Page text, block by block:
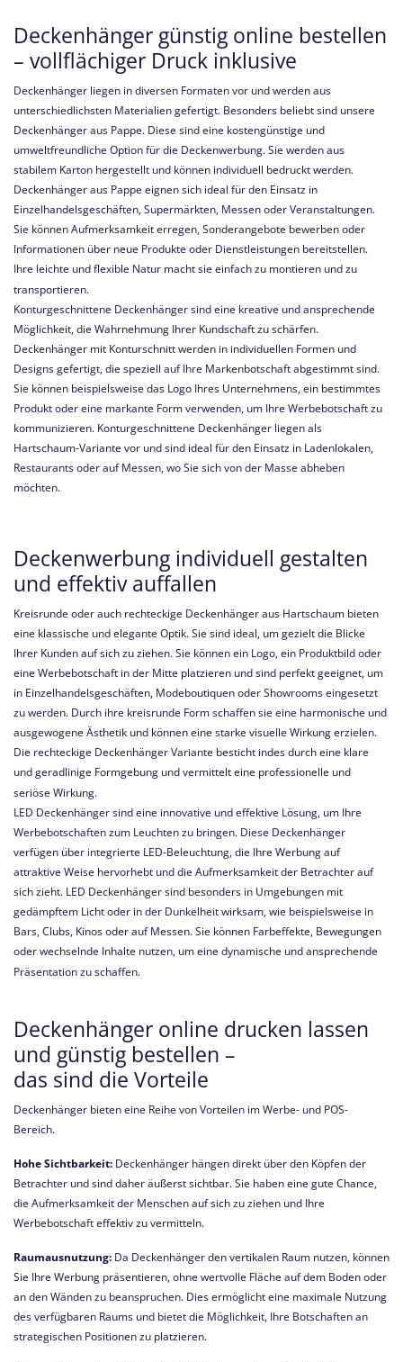
Deckenhänger günstig online bestellen
– vollflächiger Druck inklusive
Deckenhänger liegen in diversen Formaten vor und werden aus
unterschiedlichsten Materialien gefertigt. Besonders beliebt sind unsere
Deckenhänger aus Pappe. Diese sind eine kostengünstige und
umweltfreundliche Option für die Deckenwerbung. Sie werden aus
stabilem Karton hergestellt und können individuell bedruckt werden.
Deckenhänger aus Pappe eignen sich ideal für den Einsatz in
Einzelhandelsgeschäften, Supermärkten, Messen oder Veranstaltungen.
Sie können Aufmerksamkeit erregen, Sonderangebote bewerben oder
Informationen über neue Produkte oder Dienstleistungen bereitstellen.
Ihre leichte und flexible Natur macht sie einfach zu montieren und zu
transportieren.
Konturgeschnittene Deckenhänger sind eine kreative und ansprechende
Möglichkeit, die Wahrnehmung Ihrer Kundschaft zu schärfen.
Deckenhänger mit Konturschnitt werden in individuellen Formen und
Designs gefertigt, die speziell auf Ihre Markenbotschaft abgestimmt sind.
Sie können beispielsweise das Logo Ihres Unternehmens, ein bestimmtes
Produkt oder eine markante Form verwenden, um Ihre Werbebotschaft zu
kommunizieren. Konturgeschnittene Deckenhänger liegen als
Hartschaum-Variante vor und sind ideal für den Einsatz in Ladenlokalen,
Restaurants oder auf Messen, wo Sie sich von der Masse abheben
möchten.
Deckenwerbung individuell gestalten
und effektiv auffallen
Kreisrunde oder auch rechteckige Deckenhänger aus Hartschaum bieten
eine klassische und elegante Optik. Sie sind ideal, um gezielt die Blicke
Ihrer Kunden auf sich zu ziehen. Sie können ein Logo, ein Produktbild oder
eine Werbebotschaft in der Mitte platzieren und sind perfekt geeignet, um
in Einzelhandelsgeschäften, Modeboutiquen oder Showrooms eingesetzt
zu werden. Durch ihre kreisrunde Form schaffen sie eine harmonische und
ausgewogene Ästhetik und können eine starke visuelle Wirkung erzielen.
Die rechteckige Deckenhänger Variante besticht indes durch eine klare
und geradlinige Formgebung und vermittelt eine professionelle und
seriöse Wirkung.
LED Deckenhänger sind eine innovative und effektive Lösung, um Ihre
Werbebotschaften zum Leuchten zu bringen. Diese Deckenhänger
verfügen über integrierte LED-Beleuchtung, die Ihre Werbung auf
attraktive Weise hervorhebt und die Aufmerksamkeit der Betrachter auf
sich zieht. LED Deckenhänger sind besonders in Umgebungen mit
gedämpftem Licht oder in der Dunkelheit wirksam, wie beispielsweise in
Bars, Clubs, Kinos oder auf Messen. Sie können Farbeffekte, Bewegungen
oder wechselnde Inhalte nutzen, um eine dynamische und ansprechende
Präsentation zu schaffen.
Deckenhänger online drucken lassen
und günstig bestellen –
das sind die Vorteile
Deckenhänger bieten eine Reihe von Vorteilen im Werbe- und POS-
Bereich.
Hohe Sichtbarkeit: Deckenhänger hängen direkt über den Köpfen der
Betrachter und sind daher äußerst sichtbar. Sie haben eine gute Chance,
die Aufmerksamkeit der Menschen auf sich zu ziehen und Ihre
Werbebotschaft effektiv zu vermitteln.
Raumausnutzung: Da Deckenhänger den vertikalen Raum nutzen, können
Sie Ihre Werbung präsentieren, ohne wertvolle Fläche auf dem Boden oder
an den Wänden zu beanspruchen. Dies ermöglicht eine maximale Nutzung
des verfügbaren Raums und bietet die Möglichkeit, Ihre Botschaften an
strategischen Positionen zu platzieren.